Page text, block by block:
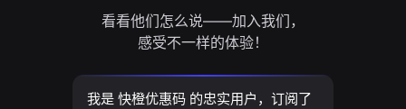
看看他们怎么说——加入我们，
感受不一样的体验！
我是 快橙优惠码 的忠实用户，订阅了